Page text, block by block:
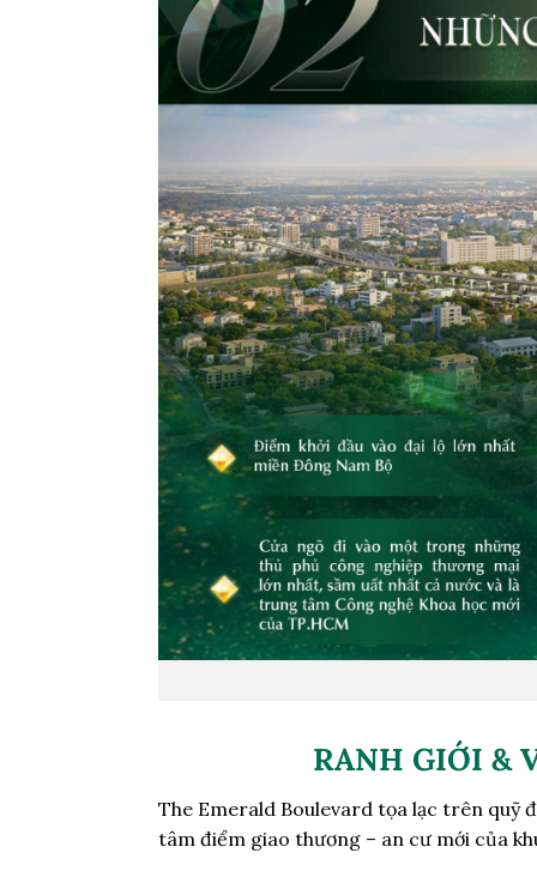
RANH GIỚI &
The Emerald Boulevard tọa lạc trên quỹ
tâm điểm giao thương – an cư mới của